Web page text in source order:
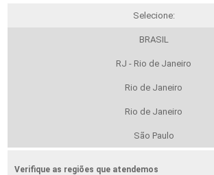
Selecione:
BRASIL
RJ - Rio de Janeiro
Rio de Janeiro
Rio de Janeiro
São Paulo
Verifique as regiões que atendemos